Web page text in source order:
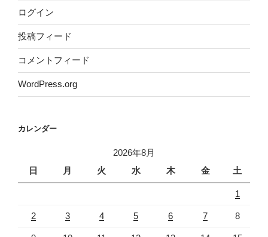
ログイン
投稿フィード
コメントフィード
WordPress.org
カレンダー
2026年8月
日
月 火 水 木 金 土
1
2 3 4 5 6 7 8